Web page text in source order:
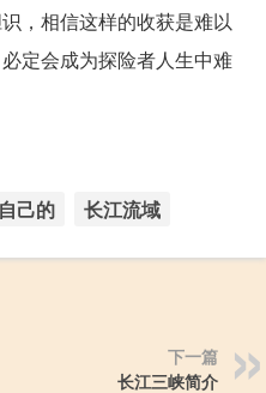
，相信这样的收获是难以
定会成为探险者人生中难
自己的 长江流域
下一篇
长江三峡简介